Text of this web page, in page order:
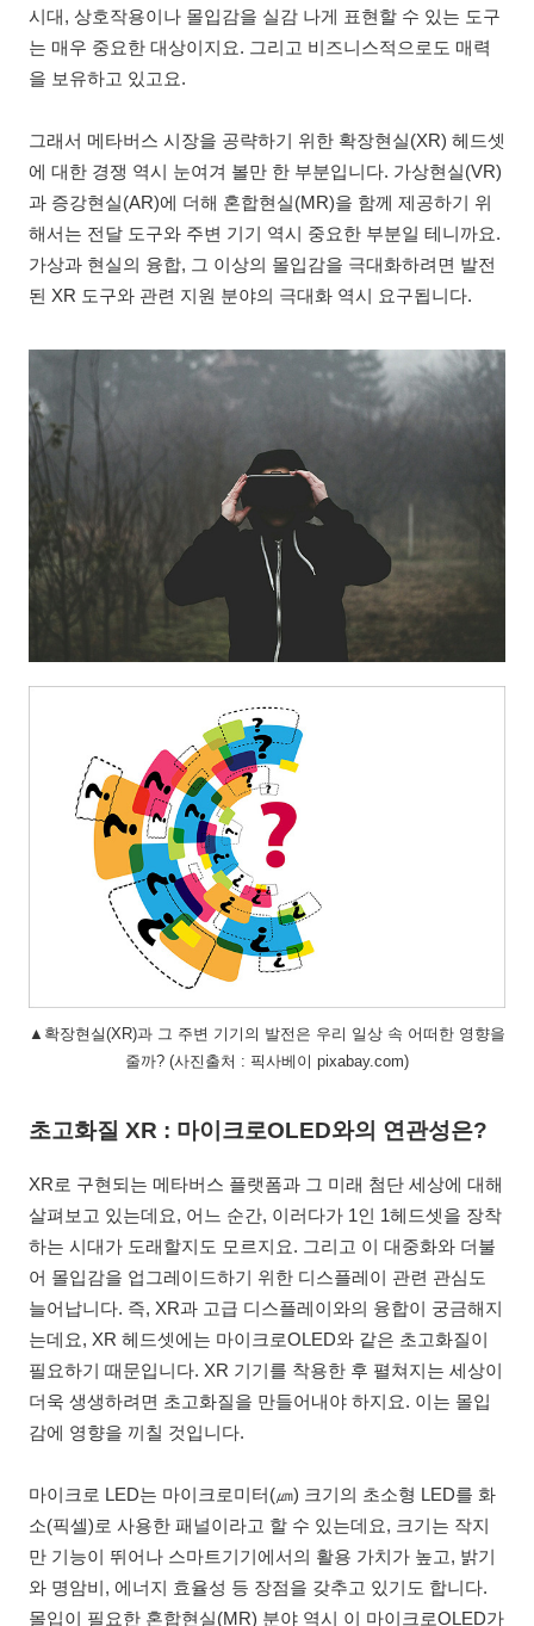
시대, 상호작용이나 몰입감을 실감 나게 표현할 수 있는 도구
는 매우 중요한 대상이지요. 그리고 비즈니스적으로도 매력
을 보유하고 있고요.
그래서 메타버스 시장을 공략하기 위한 확장현실(XR) 헤드셋
에 대한 경쟁 역시 눈여겨 볼만 한 부분입니다. 가상현실(VR)
과 증강현실(AR)에 더해 혼합현실(MR)을 함께 제공하기 위
해서는 전달 도구와 주변 기기 역시 중요한 부분일 테니까요.
가상과 현실의 융합, 그 이상의 몰입감을 극대화하려면 발전
된 XR 도구와 관련 지원 분야의 극대화 역시 요구됩니다.
▲확장현실(XR)과 그 주변 기기의 발전은 우리 일상 속 어떠한 영향을
줄까? (사진출처 : 픽사베이 pixabay.com)
초고화질 XR : 마이크로OLED와의 연관성은?
XR로 구현되는 메타버스 플랫폼과 그 미래 첨단 세상에 대해
살펴보고 있는데요, 어느 순간, 이러다가 1인 1헤드셋을 장착
하는 시대가 도래할지도 모르지요. 그리고 이 대중화와 더불
어 몰입감을 업그레이드하기 위한 디스플레이 관련 관심도
늘어납니다. 즉, XR과 고급 디스플레이와의 융합이 궁금해지
는데요, XR 헤드셋에는 마이크로OLED와 같은 초고화질이
필요하기 때문입니다. XR 기기를 착용한 후 펼쳐지는 세상이
더욱 생생하려면 초고화질을 만들어내야 하지요. 이는 몰입
감에 영향을 끼칠 것입니다.
마이크로 LED는 마이크로미터(㎛) 크기의 초소형 LED를 화
소(픽셀)로 사용한 패널이라고 할 수 있는데요, 크기는 작지
만 기능이 뛰어나 스마트기기에서의 활용 가치가 높고, 밝기
와 명암비, 에너지 효율성 등 장점을 갖추고 있기도 합니다.
몰입이 필요한 혼합현실(MR) 분야 역시 이 마이크로OLED가